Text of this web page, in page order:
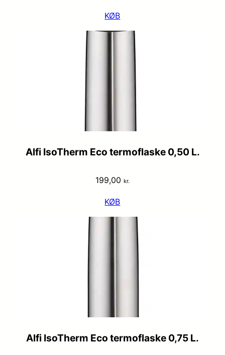
KØB
Alfi IsoTherm Eco termoflaske 0,50 L.
199,00 kr.
KØB
Alfi IsoTherm Eco termoflaske 0,75 L.